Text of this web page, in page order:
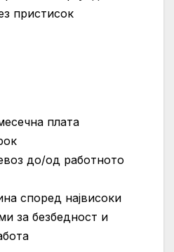
пристисок
плата
до/од работното
според највисоки
за безбедност и